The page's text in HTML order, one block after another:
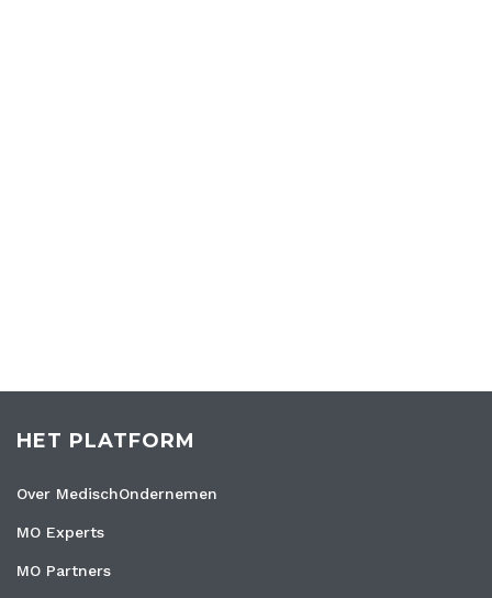
HET PLATFORM
Over MedischOndernemen
MO Experts
MO Partners